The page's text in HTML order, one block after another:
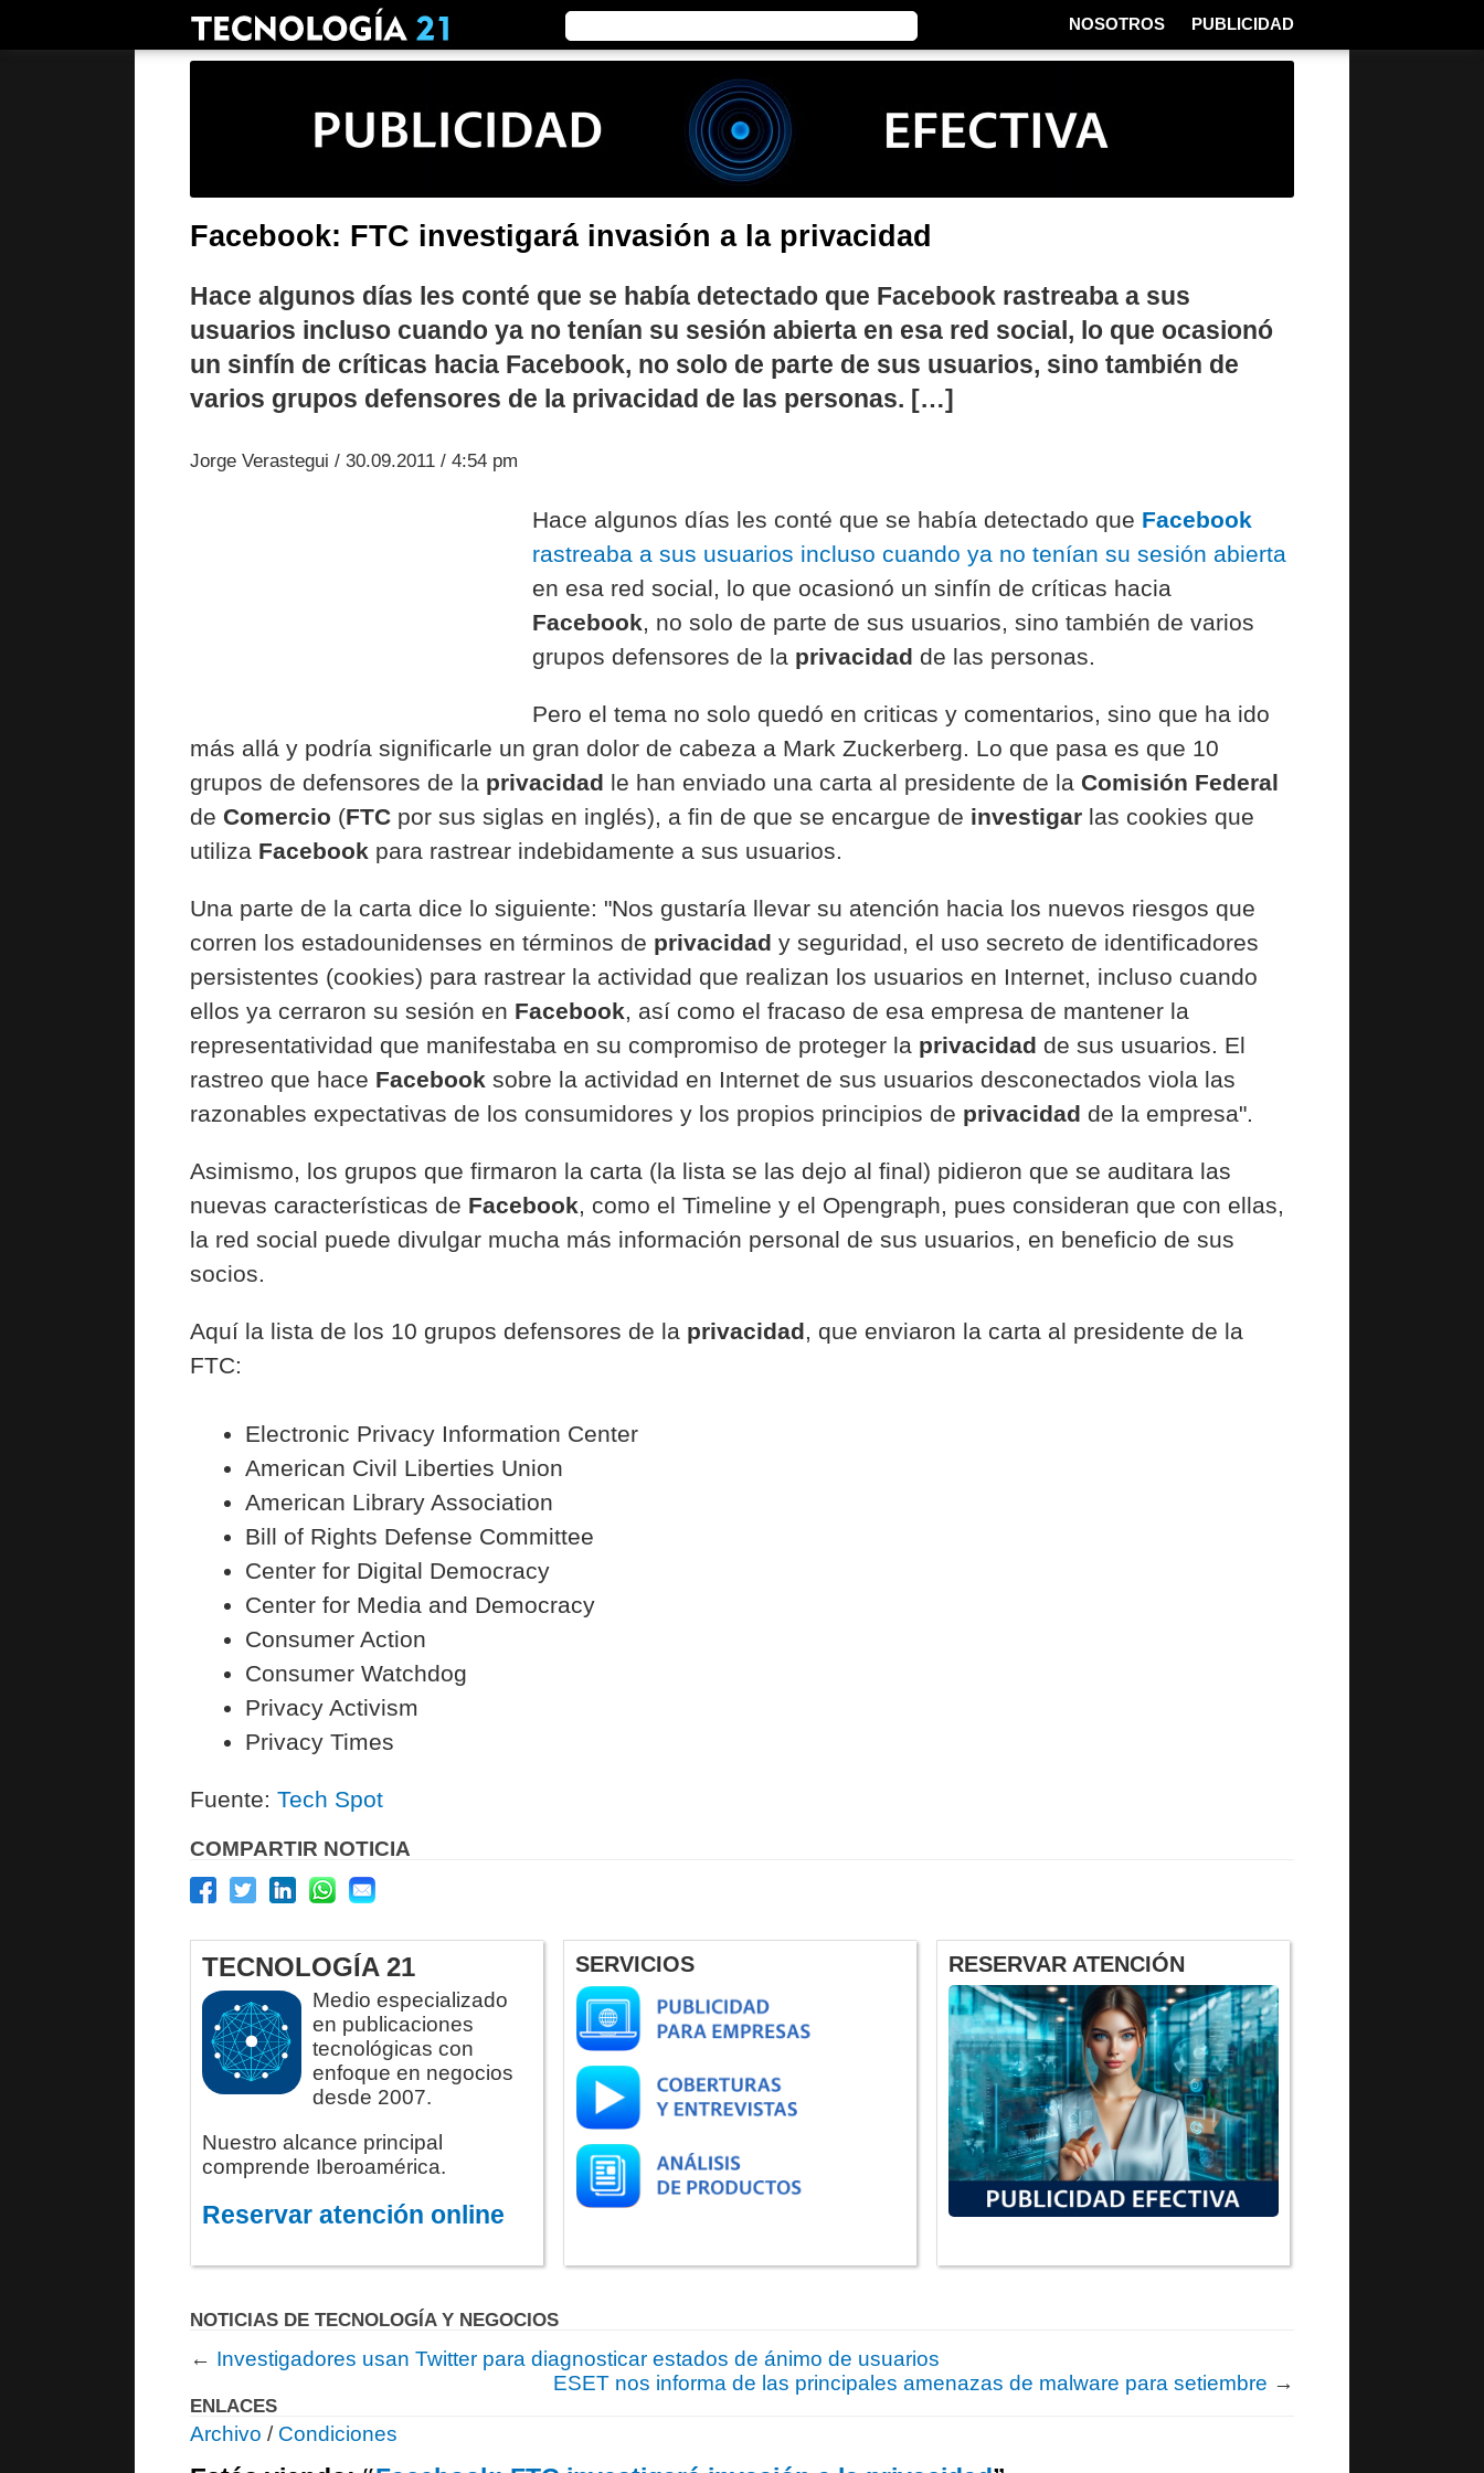
NOSOTROS PUBLICIDAD
Facebook: FTC investigará invasión a la privacidad
Hace algunos días les conté que se había detectado que Facebook rastreaba a sus
usuarios incluso cuando ya no tenían su sesión abierta en esa red social, lo que ocasionó
un sinfín de críticas hacia Facebook, no solo de parte de sus usuarios, sino también de
varios grupos defensores de la privacidad de las personas. […]
Jorge Verastegui / 30.09.2011 / 4:54 pm
Hace algunos días les conté que se había detectado que Facebook
rastreaba a sus usuarios incluso cuando ya no tenían su sesión abierta
en esa red social, lo que ocasionó un sinfín de críticas hacia
Facebook , no solo de parte de sus usuarios, sino también de varios
grupos defensores de la privacidad de las personas.
Pero el tema no solo quedó en criticas y comentarios, sino que ha ido
más allá y podría significarle un gran dolor de cabeza a Mark Zuckerberg. Lo que pasa es que 10
grupos de defensores de la privacidad le han enviado una carta al presidente de la Comisión Federal
de Comercio (FTC por sus siglas en inglés), a fin de que se encargue de investigar las cookies que
utiliza Facebook para rastrear indebidamente a sus usuarios.
Una parte de la carta dice lo siguiente: "Nos gustaría llevar su atención hacia los nuevos riesgos que
corren los estadounidenses en términos de privacidad y seguridad, el uso secreto de identificadores
persistentes (cookies) para rastrear la actividad que realizan los usuarios en Internet, incluso cuando
ellos ya cerraron su sesión en Facebook, así como el fracaso de esa empresa de mantener la
representatividad que manifestaba en su compromiso de proteger la privacidad de sus usuarios. El
rastreo que hace Facebook sobre la actividad en Internet de sus usuarios desconectados viola las
razonables expectativas de los consumidores y los propios principios de privacidad de la empresa".
Asimismo, los grupos que firmaron la carta (la lista se las dejo al final) pidieron que se auditara las
nuevas características de Facebook, como el Timeline y el Opengraph, pues consideran que con ellas,
la red social puede divulgar mucha más información personal de sus usuarios, en beneficio de sus
socios.
Aquí la lista de los 10 grupos defensores de la privacidad, que enviaron la carta al presidente de la
FTC:
Electronic Privacy Information Center
American Civil Liberties Union
American Library Association
Bill of Rights Defense Committee
Center for Digital Democracy
Center for Media and Democracy
Consumer Action
Consumer Watchdog
Privacy Activism
Privacy Times
Fuente: Tech Spot
COMPARTIR NOTICIA
TECNOLOGÍA 21
Medio especializado
en publicaciones
tecnológicas con
enfoque en negocios
desde 2007.
Nuestro alcance principal
comprende Iberoamérica.
Reservar atención online
SERVICIOS RESERVAR ATENCIÓN
NOTICIAS DE TECNOLOGÍA Y NEGOCIOS
← Investigadores usan Twitter para diagnosticar estados de ánimo de usuarios
ESET nos informa de las principales amenazas de malware para setiembre →
ENLACES
Archivo / Condiciones